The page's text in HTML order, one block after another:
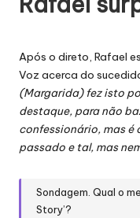
Após o direto, Rafael
Voz acerca do
(Margarida) fez isto
destaque, para não
confessionário, mas é
passado e tal, mas
Sondagem. Qual o
Story’?